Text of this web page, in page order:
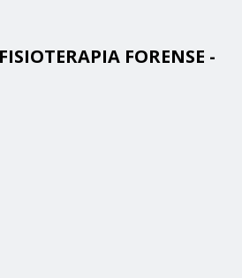
FORENSE -